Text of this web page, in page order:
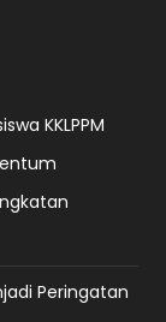
KKLPPM
Peringatan